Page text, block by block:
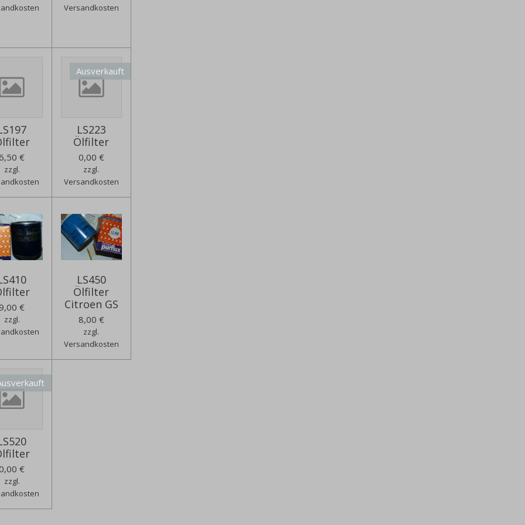
Versandkosten
€
zzgl.
Ausverkauft
LS223
Ölfilter
0,00 €
zzgl.
Versandkosten
€
zzgl.
LS450
Ölfilter
Citroen GS
8,00 €
zzgl.
Versandkosten
€
zzgl.